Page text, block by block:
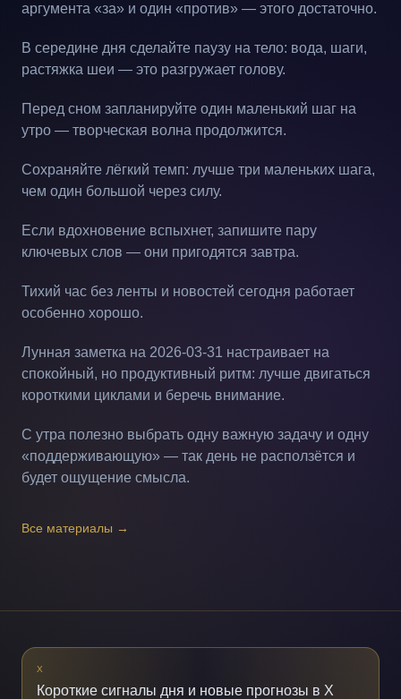
аргумента «за» и один «против» — этого достаточно.
В середине дня сделайте паузу на тело: вода, шаги,
растяжка шеи — это разгружает голову.
Перед сном запланируйте один маленький шаг на
утро — творческая волна продолжится.
Сохраняйте лёгкий темп: лучше три маленьких шага,
чем один большой через силу.
Если вдохновение вспыхнет, запишите пару
ключевых слов — они пригодятся завтра.
Тихий час без ленты и новостей сегодня работает
особенно хорошо.
Лунная заметка на 2026-03-31 настраивает на
спокойный, но продуктивный ритм: лучше двигаться
короткими циклами и беречь внимание.
С утра полезно выбрать одну важную задачу и одну
«поддерживающую» — так день не расползётся и
будет ощущение смысла.
Все материалы →
X
Короткие сигналы дня и новые прогнозы в X